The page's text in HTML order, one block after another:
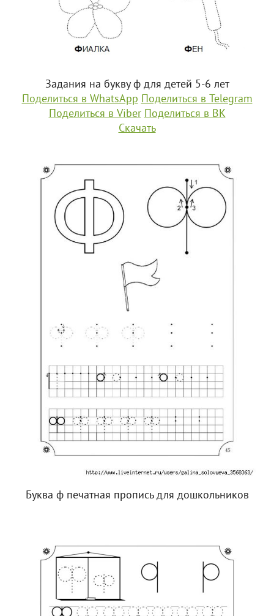
Задания на букву ф для детей 5-6 лет
Поделиться в WhatsApp Поделиться в Telegram
Поделиться в Viber Поделиться в ВК
Скачать
Буква ф печатная пропись для дошкольников